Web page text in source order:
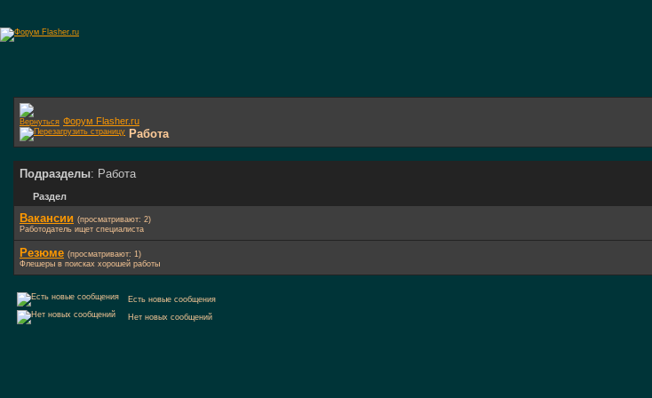
Форум Flasher.ru
Работа
Подразделы: Работа
Раздел
Вакансии (просматривают: 2)
Работодатель ищет специалиста
Резюме (просматривают: 1)
Флешеры в поисках хорошей работы
Есть новые сообщения
Нет новых сообщений